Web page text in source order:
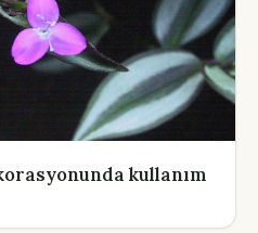
kullanım